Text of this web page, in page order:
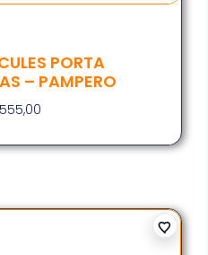
PORTA
– PAMPERO